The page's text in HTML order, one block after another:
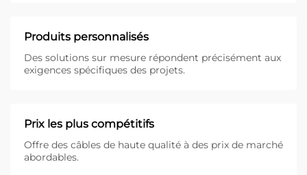
Produits personnalisés
Des solutions sur mesure répondent précisément aux
exigences spécifiques des projets.
Prix les plus compétitifs
Offre des câbles de haute qualité à des prix de marché
abordables.